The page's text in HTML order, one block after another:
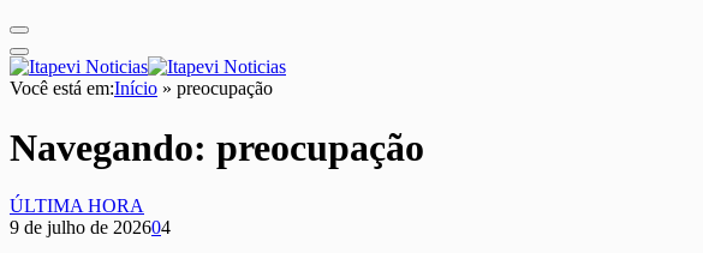
Você está em:Início » preocupação
Navegando: preocupação
ÚLTIMA HORA
9 de julho de 202604